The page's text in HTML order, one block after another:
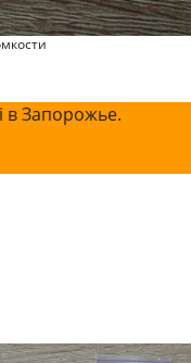
в Запорожье.